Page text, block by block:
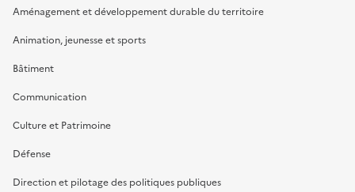
Aménagement et développement durable du territoire
Animation, jeunesse et sports
Bâtiment
Communication
Culture et Patrimoine
Défense
Direction et pilotage des politiques publiques